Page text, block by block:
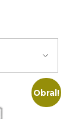
Obral!